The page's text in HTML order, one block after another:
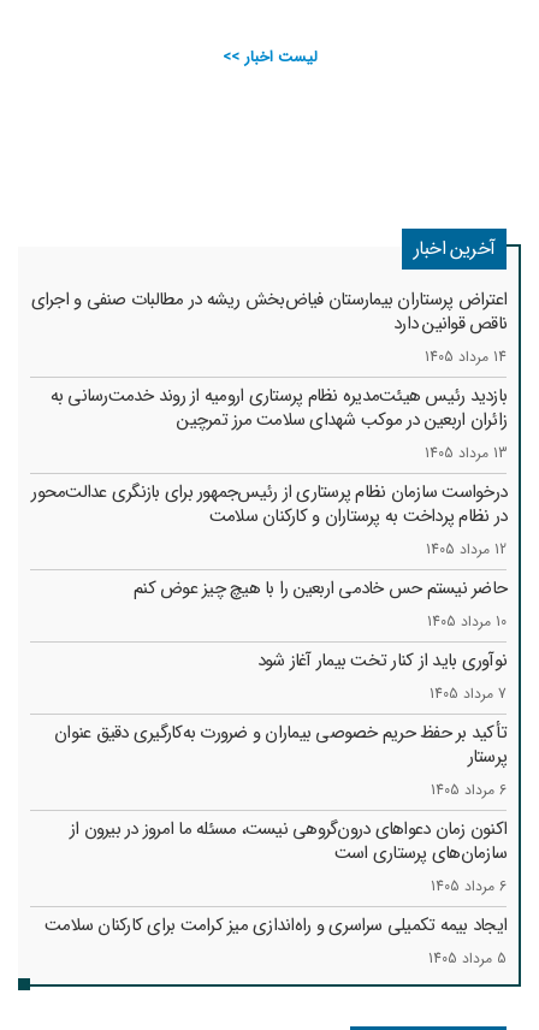
لیست اخبار >>
آخرین اخبار
اعتراض پرستاران بیمارستان فیاض‌بخش ریشه در مطالبات صنفی و اجرای
ناقص قوانین دارد
14 مرداد 1405
بازدید رئیس هیئت‌مدیره نظام پرستاری ارومیه از روند خدمت‌رسانی به
زائران اربعین در موکب شهدای سلامت مرز تمرچین
13 مرداد 1405
درخواست سازمان نظام پرستاری از رئیس‌جمهور برای بازنگری عدالت‌محور
در نظام پرداخت به پرستاران و کارکنان سلامت
12 مرداد 1405
حاضر نیستم حس خادمی اربعین را با هیچ چیز عوض کنم
10 مرداد 1405
نوآوری باید از کنار تخت بیمار آغاز شود
7 مرداد 1405
تأکید بر حفظ حریم خصوصی بیماران و ضرورت به‌کارگیری دقیق عنوان
پرستار
6 مرداد 1405
اکنون زمان دعواهای درون‌گروهی نیست، مسئله ما امروز در بیرون از
سازمان‌های پرستاری است
6 مرداد 1405
ایجاد بیمه تکمیلی سراسری و راه‌اندازی میز کرامت برای کارکنان سلامت
5 مرداد 1405